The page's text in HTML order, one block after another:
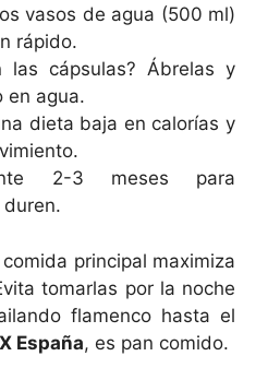
vasos de agua (500 ml)
rápido.
las cápsulas? Ábrelas y
en agua.
dieta baja en calorías y
2-3 meses para
principal maximiza
tomarlas por la noche
flamenco hasta el
España, es pan comido.